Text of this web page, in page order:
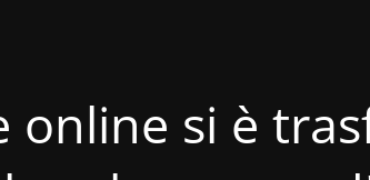
online si è